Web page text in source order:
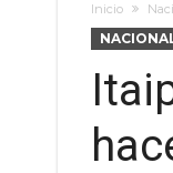
Inicio